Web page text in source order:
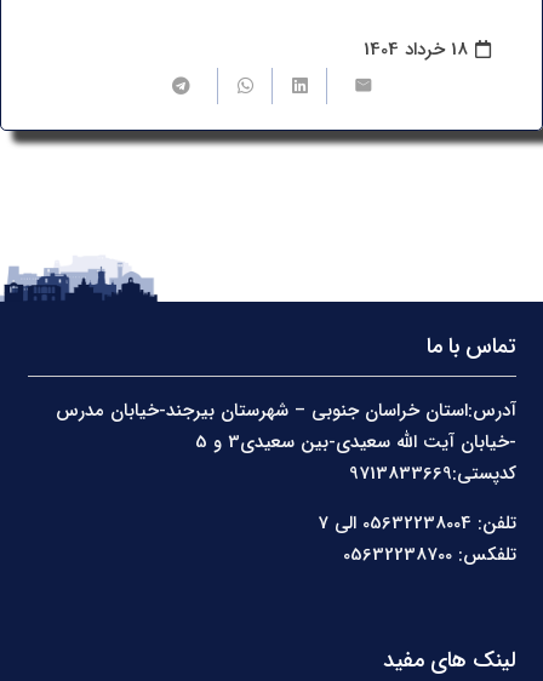
18 خرداد 1404
تماس با ما
آدرس:استان خراسان جنوبی – شهرستان بیرجند-خیابان مدرس
کدپستی:9713833669
تلفن: 05632238004 الی 7
تلفکس: 05632238700
لینک های مفید